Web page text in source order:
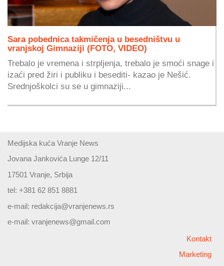
Sara pobednica takmičenja u besedništvu u
vranjskoj Gimnaziji (FOTO, VIDEO)
Trebalo je vremena i strpljenja, trebalo je smoći snage i
izaći pred žiri i publiku i besediti- kazao je Nešić.
Srednjoškolci su se u gimnaziji...
Medijska kuća Vranje News
Jovana Jankovića Lunge 12/11
17501 Vranje, Srbija
tel: +381 62 851 8881
e-mail: redakcija@vranjenews.rs
e-mail: vranjenews@gmail.com
Kontakt
Marketing